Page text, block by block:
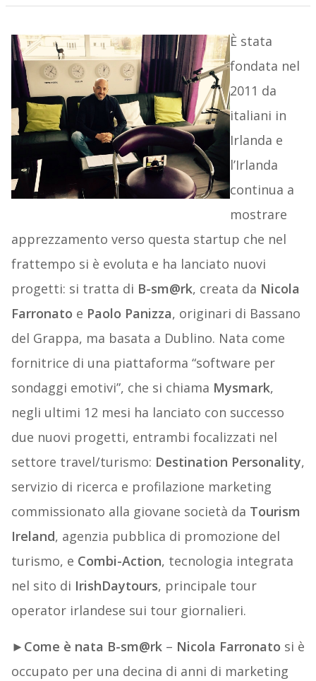
È stata
fondata nel
2011 da
italiani in
Irlanda e
l’Irlanda
continua a
mostrare
apprezzamento verso questa startup che nel
frattempo si è evoluta e ha lanciato nuovi
progetti: si tratta di B-sm@rk, creata da Nicola
Farronato e Paolo Panizza, originari di Bassano
del Grappa, ma basata a Dublino. Nata come
fornitrice di una piattaforma “software per
sondaggi emotivi”, che si chiama Mysmark,
negli ultimi 12 mesi ha lanciato con successo
due nuovi progetti, entrambi focalizzati nel
settore travel/turismo: Destination Personality,
servizio di ricerca e profilazione marketing
commissionato alla giovane società da Tourism
Ireland, agenzia pubblica di promozione del
turismo, e Combi-Action, tecnologia integrata
nel sito di IrishDaytours, principale tour
operator irlandese sui tour giornalieri.
► Come è nata B-sm@rk– Nicola Farronato si è
occupato per una decina di anni di marketing